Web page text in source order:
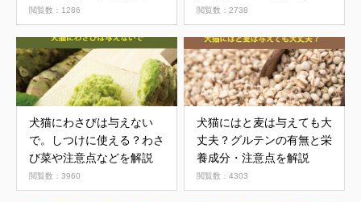
誇る果物
閲覧数：1286
NG。注意点を解説
閲覧数：2738
犬猫にわさびは与えない
で。しつけに使える？わさ
び菜や注意点などを解説
閲覧数：3960
犬猫にはと麦は与えても大
丈夫？グルテンの有無と栄
養成分・注意点を解説
閲覧数：4303